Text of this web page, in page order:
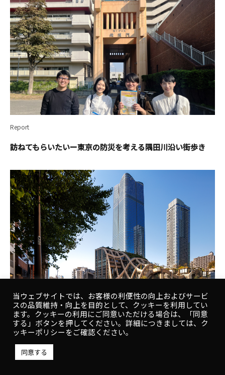
Report
訪ねてもらいたいー東京の防災を考える隅田川沿い街歩き
Case Study
緑に包まれ、人と人をつなぐ「広場」のような街
–Modern Urban Village–
当ウェブサイトでは、お客様の利便性の向上およびサービ
スの品質維持・向上を目的として、クッキーを利用してい
ます。クッキーの利用にご同意いただける場合は、「同意
する」ボタンを押してください。詳細につきましては、ク
ッキーポリシーをご確認ください。
同意する